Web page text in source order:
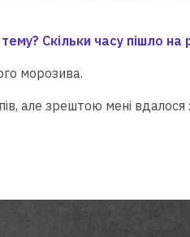
Скільки часу пішло на
морозива.
але зрештою мені вдалося